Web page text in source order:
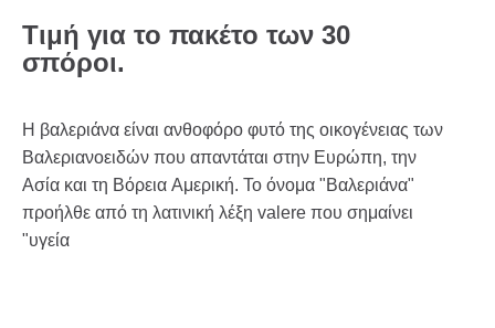
Τιμή για το πακέτο των 30
σπόροι.
Η βαλεριάνα είναι ανθοφόρο φυτό της οικογένειας των
Βαλεριανοειδών που απαντάται στην Ευρώπη, την
Ασία και τη Βόρεια Αμερική. Το όνομα "Βαλεριάνα"
προήλθε από τη λατινική λέξη valere που σημαίνει
"υγεία